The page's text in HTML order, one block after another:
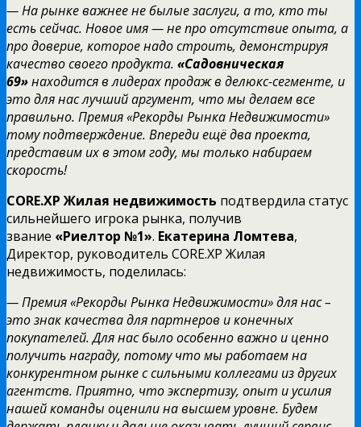
— На рынке важнее не былые заслуги, а то, кто ты
есть сейчас. Новое имя — не про отсутствие опыта, а
про доверие, которое надо строить, демонстрируя
качество своего продукта. «Садовническая
69»находится в лидерах продаж в делюкс-сегменте, и
это для нас лучший аргумент, что мы делаем все
правильно. Премия «Рекорды Рынка Недвижимости»
тому подтверждение. Впереди ещё два проекта,
представим их в этом году, мы только набираем
скорость!
CORE.XP Жилая недвижимость подтвердила статус
сильнейшего игрока рынка, получив
звание «Риелтор №1». Екатерина Ломтева,
Директор, руководитель CORE.XP Жилая
недвижимость, поделилась:
— Премия «Рекорды Рынка Недвижимости» для нас –
это знак качества для партнеров и конечных
покупателей. Для нас было особенно важно и ценно
получить награду, потому что мы работаем на
конкурентном рынке с сильными коллегами из других
агентств. Приятно, что экспертизу, опыт и усилия
нашей команды оценили на высшем уровне. Будем